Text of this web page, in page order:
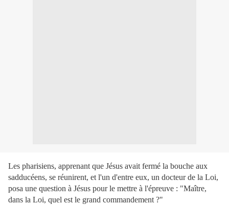
Les pharisiens, apprenant que Jésus avait fermé la bouche aux
sadducéens, se réunirent, et l'un d'entre eux, un docteur de la Loi,
posa une question à Jésus pour le mettre à l'épreuve : "Maître,
dans la Loi, quel est le grand commandement ?"